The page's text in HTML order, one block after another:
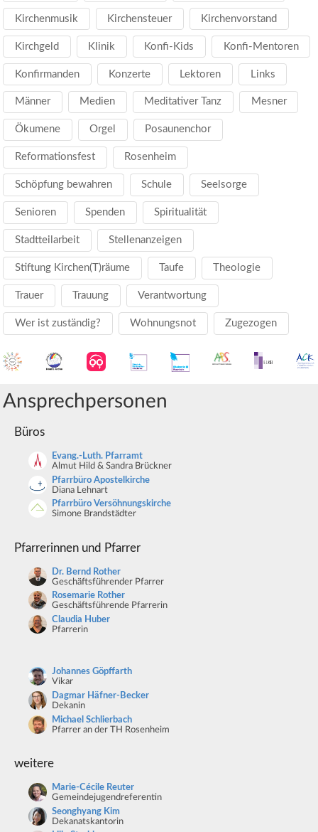
Kirchenmusik Kirchensteuer Kirchenvorstand
Kirchgeld Klinik Konfi-Kids Konfi-Mentoren
Konfirmanden Konzerte Lektoren Links
Männer Medien Meditativer Tanz Mesner
Ökumene Orgel Posaunenchor
Reformationsfest Rosenheim
Schöpfung bewahren Schule Seelsorge
Senioren Spenden Spiritualität
Stadtteilarbeit Stellenanzeigen
Stiftung Kirchen(T)räume Taufe Theologie
Trauer Trauung Verantwortung
Wer ist zuständig? Wohnungsnot Zugezogen
Ansprechpersonen
Büros
Evang.-Luth. Pfarramt
Almut Hild & Sandra Brückner
Pfarrbüro Apostelkirche
Diana Lehnart
Pfarrbüro Versöhnungskirche
Simone Brandstädter
Pfarrerinnen und Pfarrer
Dr. Bernd Rother
Geschäftsführender Pfarrer
Rosemarie Rother
Geschäftsführende Pfarrerin
Claudia Huber
Pfarrerin
Johannes Göpffarth
Vikar
Dagmar Häfner-Becker
Dekanin
Michael Schlierbach
Pfarrer an der TH Rosenheim
weitere
Marie-Cécile Reuter
Gemeindejugendreferentin
Seonghyang Kim
Dekanatskantorin